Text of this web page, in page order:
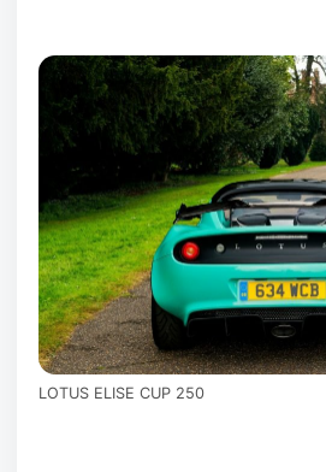
LOTUS ELISE CUP 250